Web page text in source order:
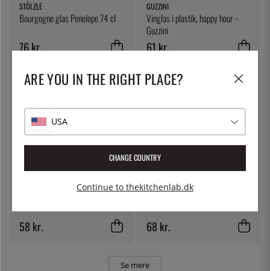
STÖLZLE
Bourgogne glas Penelope 74 cl
76 kr.
GUZZINI
Vinglas i plastik, happy hour -
Guzzini
61 kr.
58 kr.
STÖLZLE
68 kr.
Se mere
ARE YOU IN THE RIGHT PLACE?
USA
CHANGE COUNTRY
Continue to thekitchenlab.dk